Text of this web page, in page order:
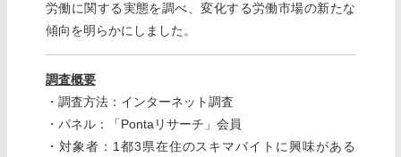
労働に関する実態を調べ、変化する労働市場の新たな
傾向を明らかにしました。
調査概要
・調査方法：インターネット調査
・パネル：「Pontaリサーチ」会員
・対象者：1都3県在住のスキマバイトに興味がある